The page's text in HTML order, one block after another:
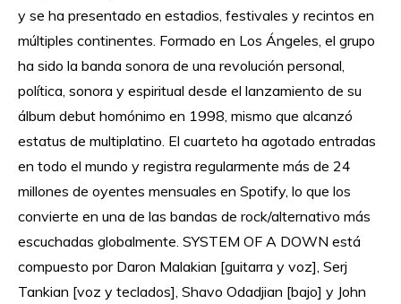
y se ha presentado en estadios, festivales y recintos en
múltiples continentes. Formado en Los Ángeles, el grupo
ha sido la banda sonora de una revolución personal,
política, sonora y espiritual desde el lanzamiento de su
álbum debut homónimo en 1998, mismo que alcanzó
estatus de multiplatino. El cuarteto ha agotado entradas
en todo el mundo y registra regularmente más de 24
millones de oyentes mensuales en Spotify, lo que los
convierte en una de las bandas de rock/alternativo más
escuchadas globalmente. SYSTEM OF A DOWN está
compuesto por Daron Malakian [guitarra y voz], Serj
Tankian [voz y teclados], Shavo Odadjian [bajo] y John